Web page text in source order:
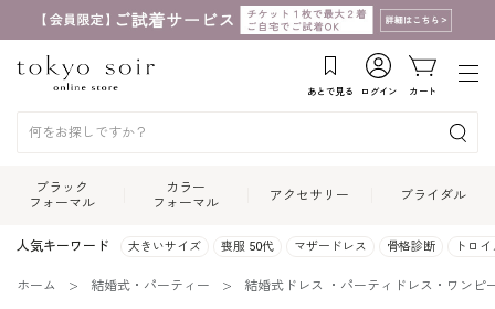
あとで見る ログイン カート
ブラック
フォーマル
カラー
フォーマル
アクセサリー ブライダル
人気キーワード 大きいサイズ 喪服 50代 マザードレス 骨格診断 トロ
ホーム 結婚式・パーティー 結婚式ドレス ・パーティドレス・ワンピ